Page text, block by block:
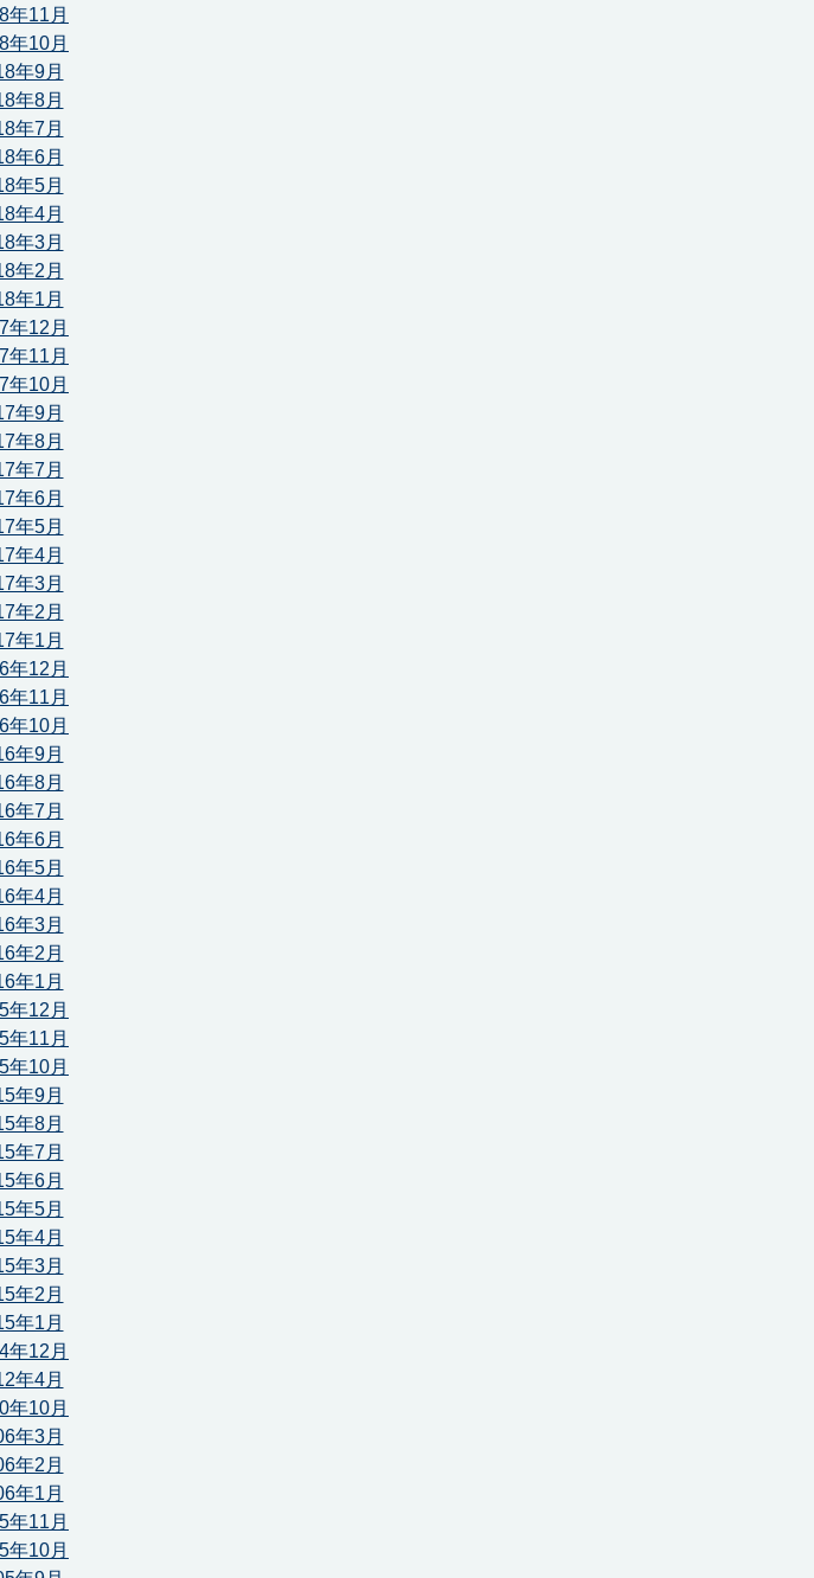
年11月
年10月
年9月
年8月
年7月
年6月
年5月
年4月
年3月
年2月
年1月
年12月
年11月
年10月
年9月
年8月
年7月
年6月
年5月
年4月
年3月
年2月
年1月
年12月
年11月
年10月
年9月
年8月
年7月
年6月
年5月
年4月
年3月
年2月
年1月
年12月
年11月
年10月
年9月
年8月
年7月
年6月
年5月
年4月
年3月
年2月
年1月
年12月
年4月
年10月
年3月
年2月
年1月
年11月
年10月